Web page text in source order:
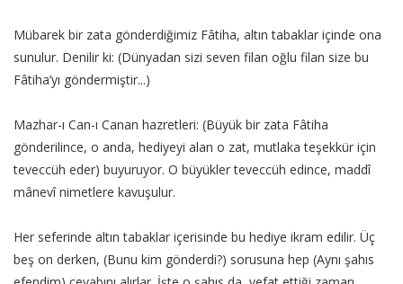
Mübarek bir zata gönderdiğimiz Fâtiha, altın tabaklar içinde ona
sunulur. Denilir ki: (Dünyadan sizi seven filan oğlu filan size bu
Fâtiha’yı göndermiştir...)
Mazhar-ı Can-ı Canan hazretleri: (Büyük bir zata Fâtiha
gönderilince, o anda, hediyeyi alan o zat, mutlaka teşekkür için
teveccüh eder) buyuruyor. O büyükler teveccüh edince, maddî
mânevî nimetlere kavuşulur.
Her seferinde altın tabaklar içerisinde bu hediye ikram edilir. Üç
beş on derken, (Bunu kim gönderdi?) sorusuna hep (Aynı şahıs